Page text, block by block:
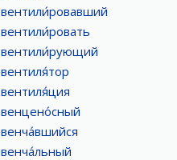
вентили́ровавший
вентили́ровать
вентили́рующий
вентиля́тор
вентиля́ция
венцено́сный
венча́вшийся
венча́льный